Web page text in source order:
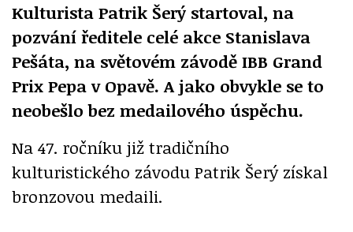
Kulturista Patrik Šerý startoval, na
pozvání ředitele celé akce Stanislava
Pešáta, na světovém závodě IBB Grand
Prix Pepa v Opavě. A jako obvykle se to
neobešlo bez medailového úspěchu.
Na 47. ročníku již tradičního
kulturistického závodu Patrik Šerý získal
bronzovou medaili.